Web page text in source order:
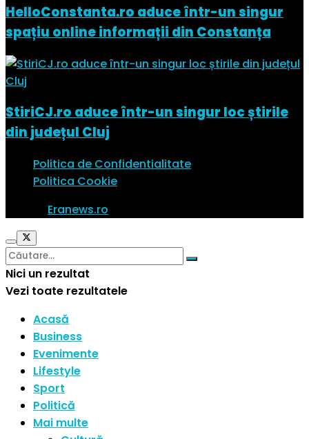
HelloConstanta.ro aduce într-un singur
spațiu online informații din Constanța
StiriCJ.ro aduce într-un singur loc știrile
din județul Cluj
Politica de Confidentialitate
Politica Cookie
Eranews.ro
Nici un rezultat
Vezi toate rezultatele
Acasă
Business
Evenimente
Lifestyle
Sport
Politică
Mai multe